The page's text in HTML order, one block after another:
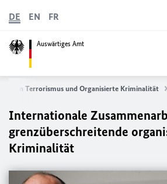
Auswärtiges Amt
DE EN FR
gegen Terrorismus und Organisierte Kriminalität
Internationale
grenzüberschreitende
Kriminalität